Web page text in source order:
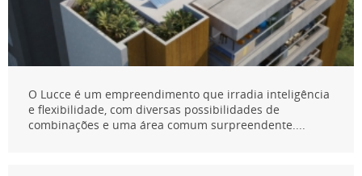
O Lucce é um empreendimento que irradia inteligência
e flexibilidade, com diversas possibilidades de
combinações e uma área comum surpreendente....